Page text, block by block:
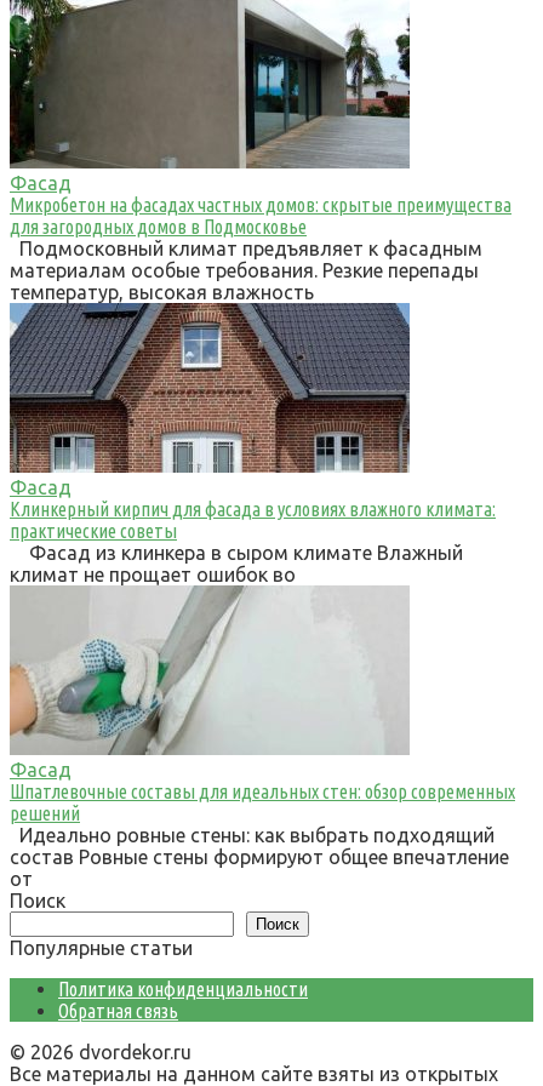
Фасад
Микробетон на фасадах частных домов: скрытые преимущества
для загородных домов в Подмосковье
Подмосковный климат предъявляет к фасадным
материалам особые требования. Резкие перепады
температур, высокая влажность
Фасад
Клинкерный кирпич для фасада в условиях влажного климата:
практические советы
Фасад из клинкера в сыром климате Влажный
климат не прощает ошибок во
Фасад
Шпатлевочные составы для идеальных стен: обзор современных
решений
Идеально ровные стены: как выбрать подходящий
состав Ровные стены формируют общее впечатление
от
Поиск
Поиск
Популярные статьи
Политика конфиденциальности
Обратная связь
© 2026 dvordekor.ru
Все материалы на данном сайте взяты из открытых